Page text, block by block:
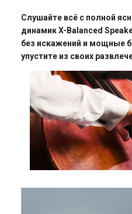
Слушайте всё с полной
динамик X-Balanced
без искажений и мощные
упустите из своих